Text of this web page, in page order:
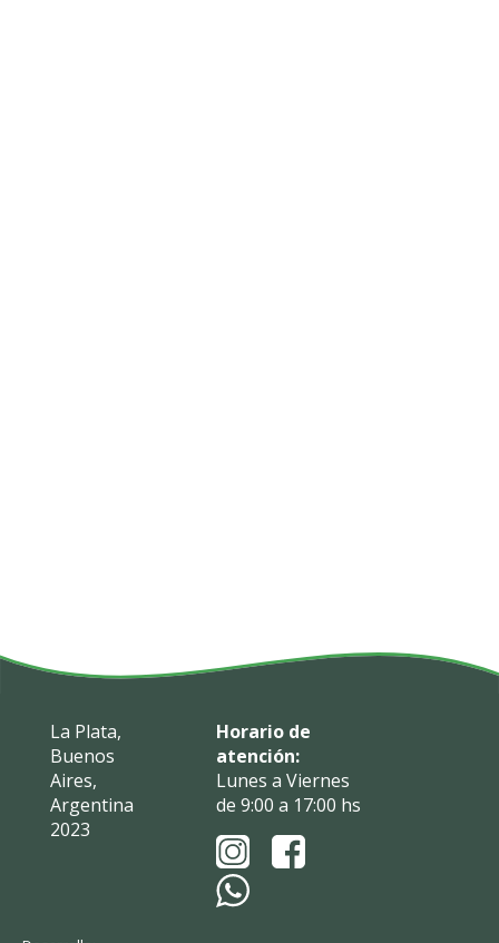
La Plata,
Buenos
Aires,
Argentina
2023
Horario de
atención:
Lunes a Viernes
de 9:00 a 17:00 hs